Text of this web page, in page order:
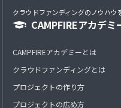
クラウドファンディングのノウハウ
CAMPFIREアカデミ
CAMPFIREアカデミーとは
クラウドファンディングとは
プロジェクトの作り方
プロジェクトの広め方